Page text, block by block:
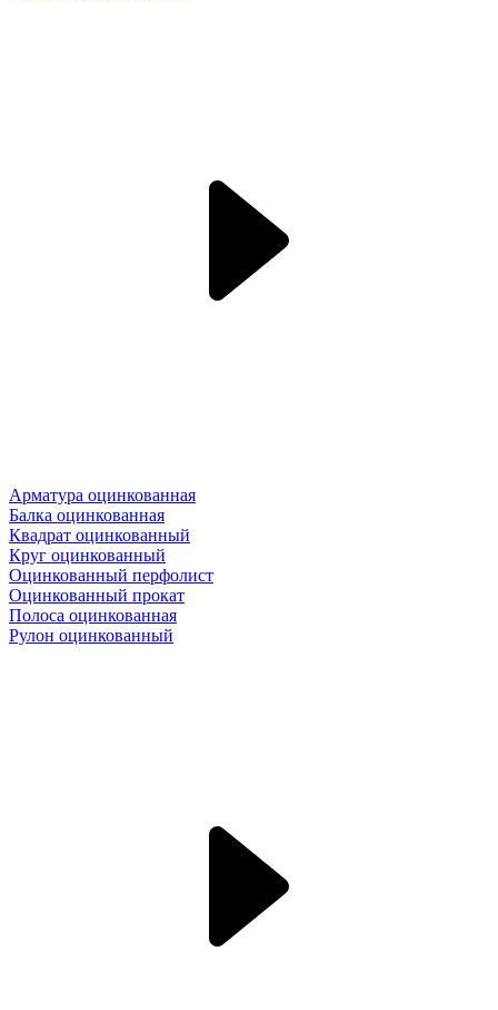
Арматура оцинкованная
Балка оцинкованная
Квадрат оцинкованный
Круг оцинкованный
Оцинкованный перфолист
Оцинкованный прокат
Полоса оцинкованная
Рулон оцинкованный